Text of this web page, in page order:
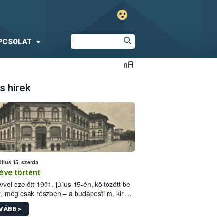
hírek
15, szerda
történt
ezelőtt 1901. július 15-én, költözött be
még csak részben – a budapesti m. kir.
állomás a Kis Rókus utca
alatti, Czigler Győző által tervezett új
>